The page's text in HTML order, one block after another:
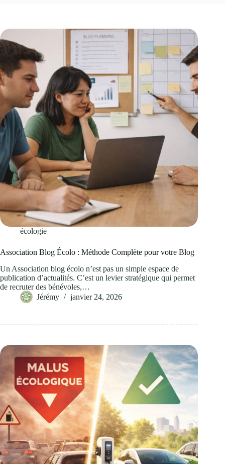
écologie
Association Blog Écolo : Méthode Complète pour votre Blog
Un Association blog écolo n’est pas un simple espace de
publication d’actualités. C’est un levier stratégique qui permet
de recruter des bénévoles,…
Jérémy
janvier 24, 2026